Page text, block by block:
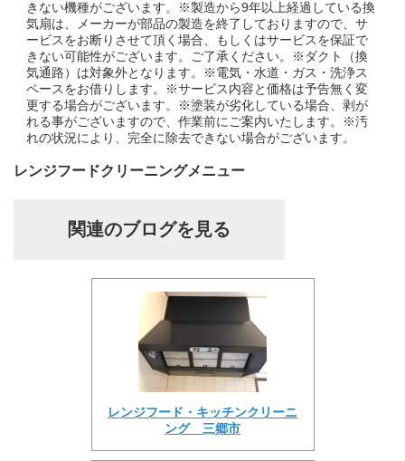
きない機種がございます。※製造から9年以上経過している換
気扇は、メーカーが部品の製造を終了しておりますので、サ
ービスをお断りさせて頂く場合、もしくはサービスを保証で
きない可能性がございます。ご了承ください。※ダクト（換
気通路）は対象外となります。※電気・水道・ガス・洗浄ス
ペースをお借りします。※サービス内容と価格は予告無く変
更する場合がございます。※塗装が劣化している場合、剥が
れる事がございますので、作業前にご案内いたします。※汚
れの状況により、完全に除去できない場合がございます。
レンジフードクリーニングメニュー
関連のブログを見る
レンジフード・キッチンクリーニ
ング 三郷市